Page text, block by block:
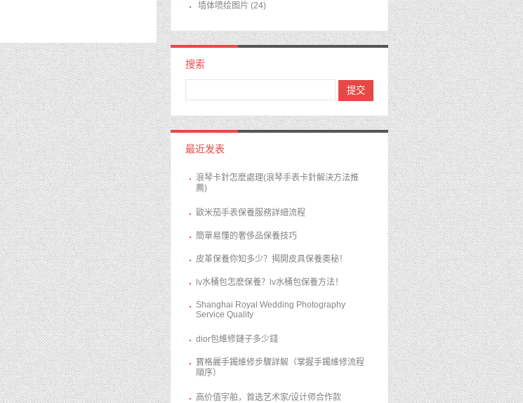
墙体喷绘图片 (24)
搜索
最近发表
​浪琴卡針怎麽處理(浪琴手表卡針解決方法推
薦)
歐米茄手表保養服務詳細流程
​簡單易懂的奢侈品保養技巧
​皮革保養你知多少？揭開皮具保養奧秘！
​lv水桶包怎麽保養？lv水桶包保養方法！
Shanghai Royal Wedding Photography
Service Quality
​dior包維修鏈子多少錢
寶格麗手鐲維修步驟詳解（掌握手鐲維修流程
順序）
高价值宇舶，首选艺术家/设计师合作款